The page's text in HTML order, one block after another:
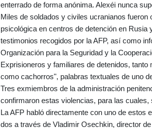
enterrado de forma anónima. Alexéi nunca
Miles de soldados y civiles ucranianos
psicológica en centros de detención en
testimonios recogidos por la AFP, así como
Organización para la Seguridad y la
Exprisioneros y familiares de detenidos,
como cachorros", palabras textuales de uno
Tres exmiembros de la administración
confirmaron estas violencias, para las
La AFP habló directamente con uno de estos
dos a través de Vladimir Osechkin, director